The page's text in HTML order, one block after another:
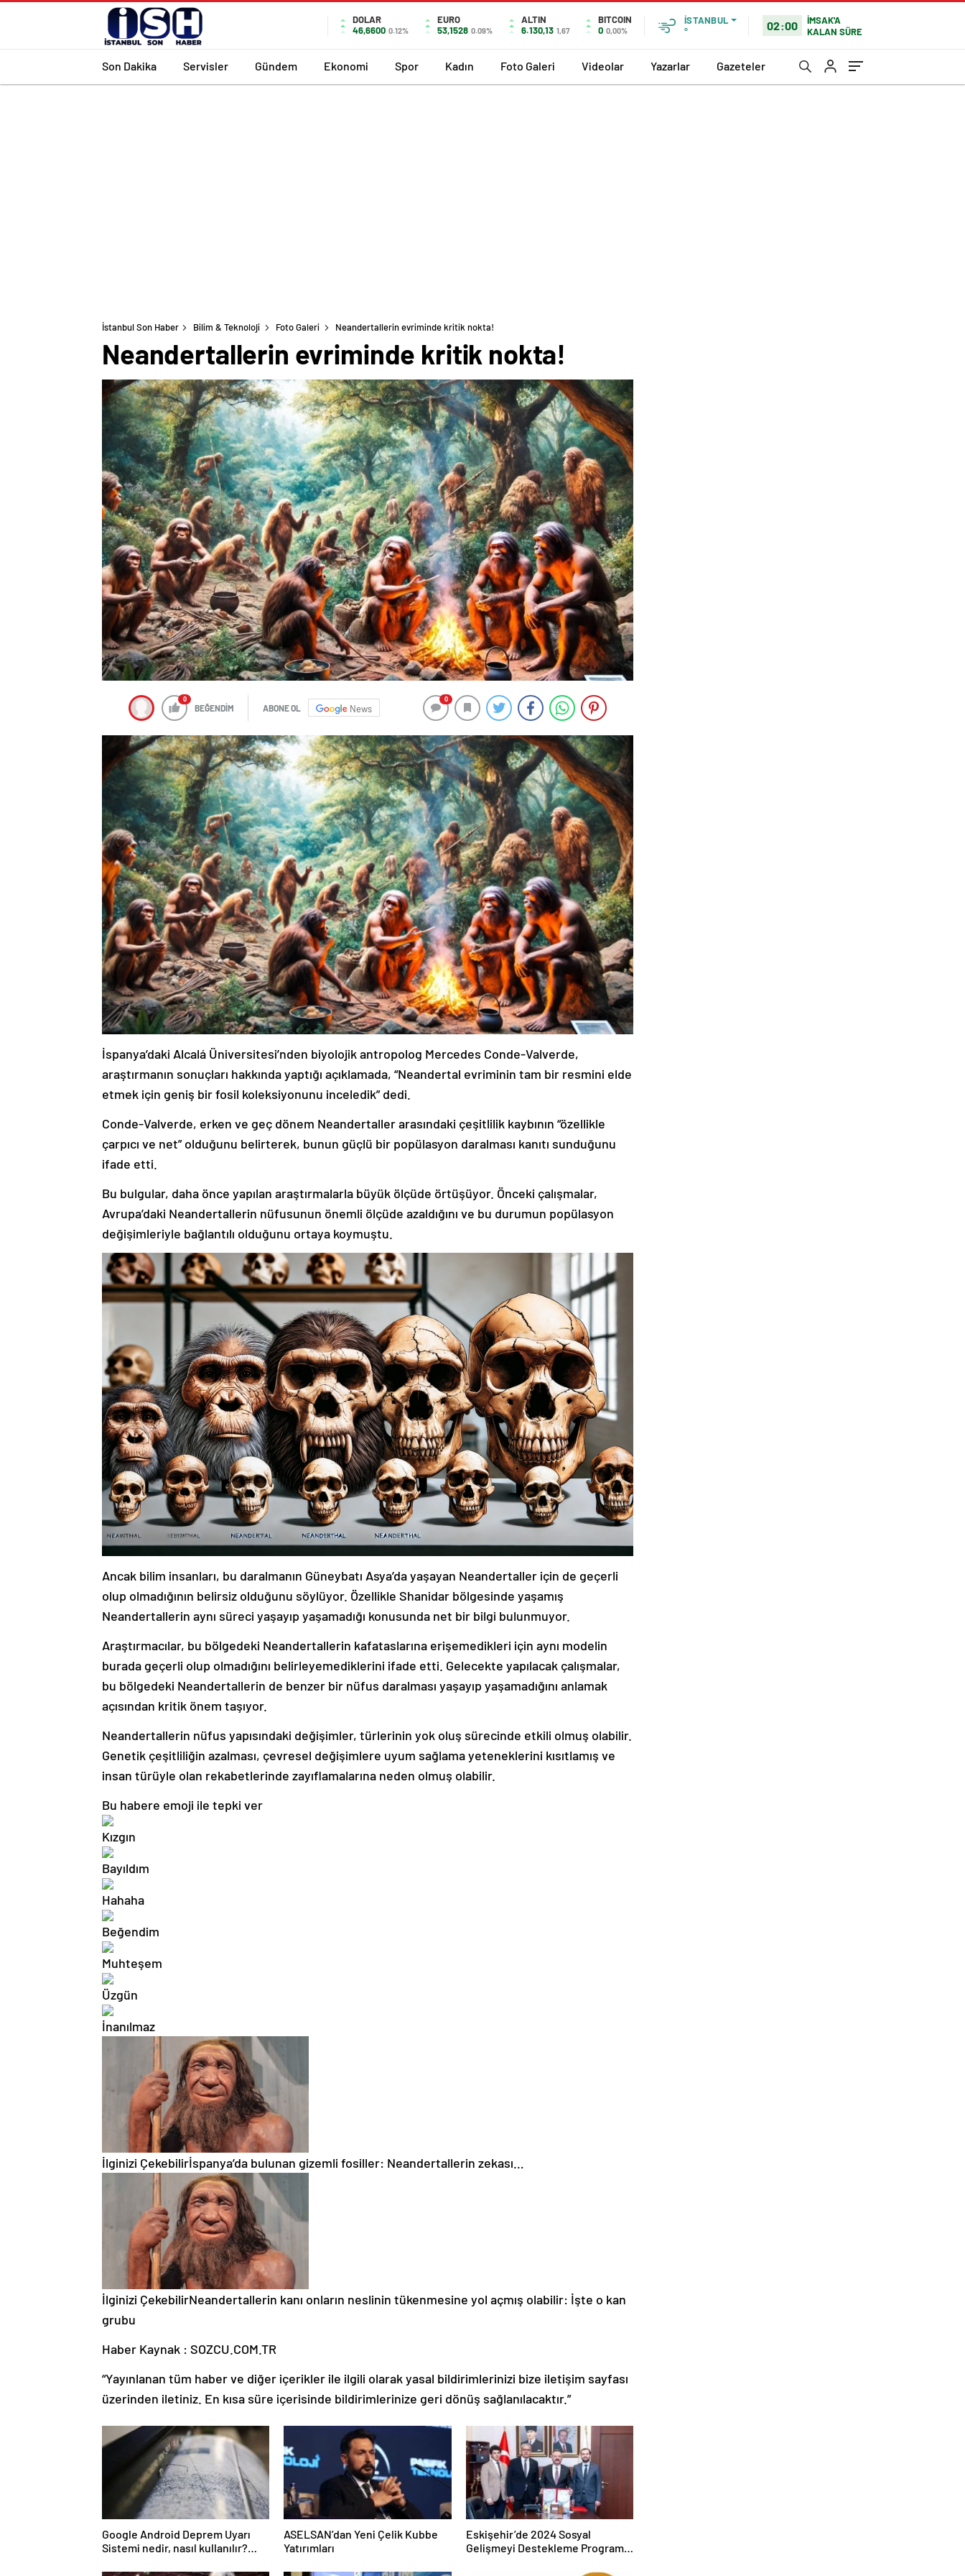
DOLAR
46,6600 0.12%
EURO
53,1528 0.09%
ALTIN
6.130,13 1,67
BITCOIN
0 0,00%
İSTANBUL
°
02:00
İMSAK'A
KALAN SÜRE
Son Dakika Servisler Gündem Ekonomi Spor Kadın Foto Galeri Videolar Yazarlar Gazeteler
İstanbul Son Haber Bilim & Teknoloji Foto Galeri Neandertallerin evriminde kritik nokta!
Neandertallerin evriminde kritik nokta!
0
BEĞENDİM ABONE OL News
0
İspanya’daki Alcalá Üniversitesi’nden biyolojik antropolog Mercedes Conde-Valverde,
araştırmanın sonuçları hakkında yaptığı açıklamada, “Neandertal evriminin tam bir resmini elde
etmek için geniş bir fosil koleksiyonunu inceledik” dedi.
Conde-Valverde, erken ve geç dönem Neandertaller arasındaki çeşitlilik kaybının “özellikle
çarpıcı ve net” olduğunu belirterek, bunun güçlü bir popülasyon daralması kanıtı sunduğunu
ifade etti.
Bu bulgular, daha önce yapılan araştırmalarla büyük ölçüde örtüşüyor. Önceki çalışmalar,
Avrupa’daki Neandertallerin nüfusunun önemli ölçüde azaldığını ve bu durumun popülasyon
değişimleriyle bağlantılı olduğunu ortaya koymuştu.
Ancak bilim insanları, bu daralmanın Güneybatı Asya’da yaşayan Neandertaller için de geçerli
olup olmadığının belirsiz olduğunu söylüyor. Özellikle Shanidar bölgesinde yaşamış
Neandertallerin aynı süreci yaşayıp yaşamadığı konusunda net bir bilgi bulunmuyor.
Araştırmacılar, bu bölgedeki Neandertallerin kafataslarına erişemedikleri için aynı modelin
burada geçerli olup olmadığını belirleyemediklerini ifade etti. Gelecekte yapılacak çalışmalar,
bu bölgedeki Neandertallerin de benzer bir nüfus daralması yaşayıp yaşamadığını anlamak
açısından kritik önem taşıyor.
Neandertallerin nüfus yapısındaki değişimler, türlerinin yok oluş sürecinde etkili olmuş olabilir.
Genetik çeşitliliğin azalması, çevresel değişimlere uyum sağlama yeteneklerini kısıtlamış ve
insan türüyle olan rekabetlerinde zayıflamalarına neden olmuş olabilir.
Bu habere emoji ile tepki ver
İlginizi Çekebilirİspanya’da bulunan gizemli fosiller: Neandertallerin zekası…
İlginizi ÇekebilirNeandertallerin kanı onların neslinin tükenmesine yol açmış olabilir: İşte o kan
grubu
Haber Kaynak : SOZCU.COM.TR
“Yayınlanan tüm haber ve diğer içerikler ile ilgili olarak yasal bildirimlerinizi bize iletişim sayfası
üzerinden iletiniz. En kısa süre içerisinde bildirimlerinize geri dönüş sağlanılacaktır.”
Google Android Deprem Uyarı
Sistemi nedir, nasıl kullanılır?
ASELSAN’dan Yeni Çelik Kubbe
Yatırımları
Eskişehir’de 2024 Sosyal
Gelişmeyi Destekleme Programı